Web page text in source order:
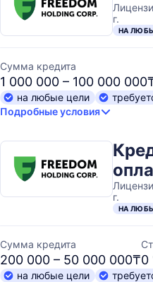
г.
НА
Сумма кредита
1 000 000 – 100 000
на любые цели
Подробные условия
г.
НА
Сумма кредита
200 000 – 50 000 000₸0
на любые цели